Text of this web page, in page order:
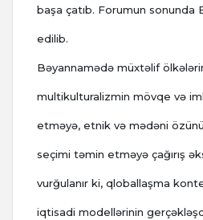
başa çatıb. Forumun sonunda
edilib.
Bəyannamədə müxtəlif
multikulturalizmin mövqe və
etməyə, etnik və mədəni
seçimi təmin etməyə çağırış
vurğulanır ki, qloballaşma
iqtisadi modellərinin